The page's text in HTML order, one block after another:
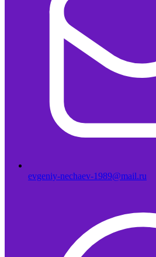
evgeniy-nechaev-1989@mail.ru